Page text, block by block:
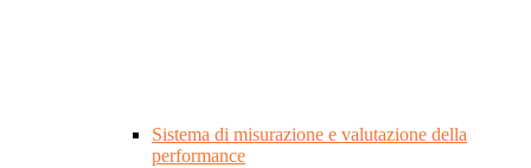
Sistema di misurazione e valutazione della
performance